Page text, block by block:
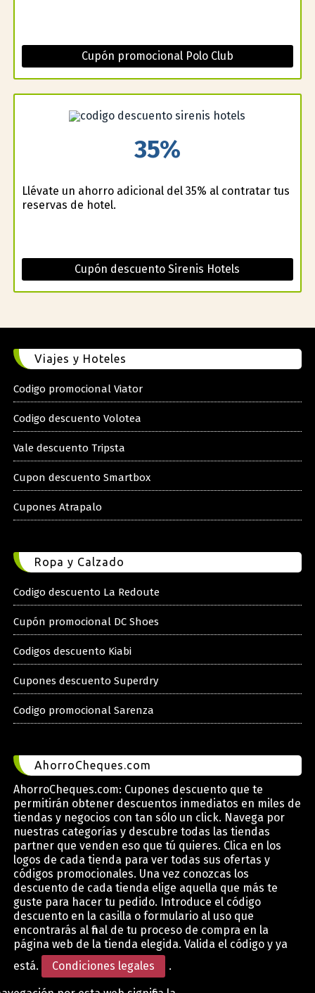
Cupón promocional Polo Club
35%
Llévate un ahorro adicional del 35% al contratar tus
reservas de hotel.
Cupón descuento Sirenis Hotels
Viajes y Hoteles
Codigo promocional Viator
Codigo descuento Volotea
Vale descuento Tripsta
Cupon descuento Smartbox
Cupones Atrapalo
Ropa y Calzado
Codigo descuento La Redoute
Cupón promocional DC Shoes
Codigos descuento Kiabi
Cupones descuento Superdry
Codigo promocional Sarenza
AhorroCheques.com
AhorroCheques.com: Cupones descuento que te
permitirán obtener descuentos inmediatos en miles de
tiendas y negocios con tan sólo un click. Navega por
nuestras categorías y descubre todas las tiendas
partner que venden eso que tú quieres. Clica en los
logos de cada tienda para ver todas sus ofertas y
códigos promocionales. Una vez conozcas los
descuento de cada tienda elige aquella que más te
guste para hacer tu pedido. Introduce el código
descuento en la casilla o formulario al uso que
encontrarás al final de tu proceso de compra en la
página web de la tienda elegida. Valida el código y ya
está.
Condiciones legales .